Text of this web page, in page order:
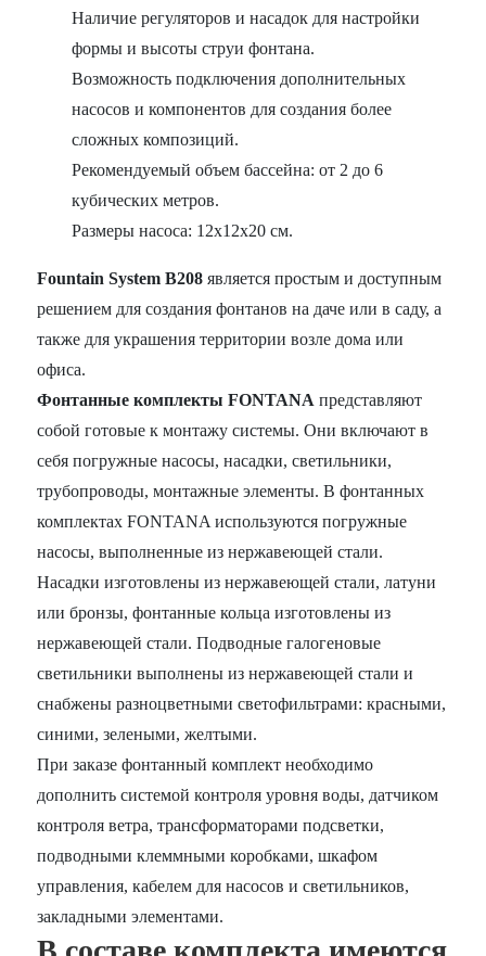
Наличие регуляторов и насадок для настройки
формы и высоты струи фонтана.
Возможность подключения дополнительных
насосов и компонентов для создания более
сложных композиций.
Рекомендуемый объем бассейна: от 2 до 6
кубических метров.
Размеры насоса: 12x12x20 см.
Fountain System B208 является простым и доступным
решением для создания фонтанов на даче или в саду, а
также для украшения территории возле дома или
офиса.
Фонтанные комплекты FONTANA представляют
собой готовые к монтажу системы. Они включают в
себя погружные насосы, насадки, светильники,
трубопроводы, монтажные элементы. В фонтанных
комплектах FONTANA используются погружные
насосы, выполненные из нержавеющей стали.
Насадки изготовлены из нержавеющей стали, латуни
или бронзы, фонтанные кольца изготовлены из
нержавеющей стали. Подводные галогеновые
светильники выполнены из нержавеющей стали и
снабжены разноцветными светофильтрами: красными,
синими, зелеными, желтыми.
При заказе фонтанный комплект необходимо
дополнить системой контроля уровня воды, датчиком
контроля ветра, трансформаторами подсветки,
подводными клеммными коробками, шкафом
управления, кабелем для насосов и светильников,
закладными элементами.